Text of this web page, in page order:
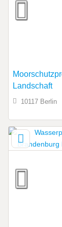
Landschaft
10117 Berlin